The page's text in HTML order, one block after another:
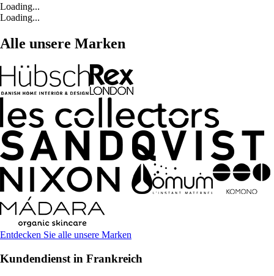
Loading...
Loading...
Alle unsere Marken
Entdecken Sie alle unsere Marken
Kundendienst in Frankreich